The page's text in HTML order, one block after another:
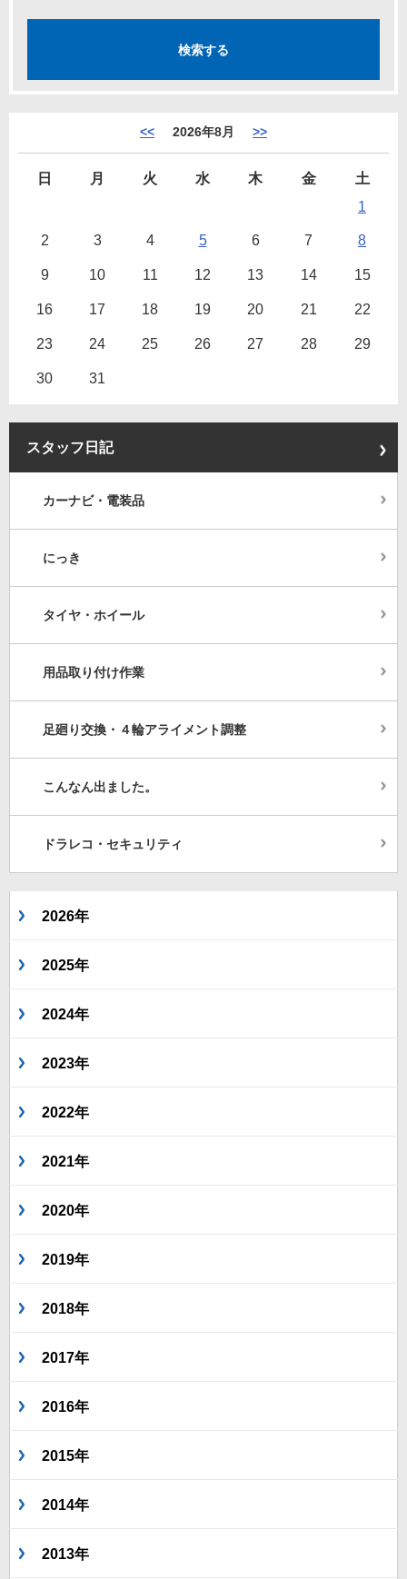
<< 2026年8月 >>
日 月 火 水 木 金
土
1
2 3 4 5 6 7 8
9 10 11 12 13 14 15
16 17 18 19 20 21 22
23 24 25 26 27 28 29
30 31
スタッフ日記
カーナビ・電装品
にっき
タイヤ・ホイール
用品取り付け作業
足廻り交換・４輪アライメント調整
こんなん出ました。
ドラレコ・セキュリティ
2026年
2025年
2024年
2023年
2022年
2021年
2020年
2019年
2018年
2017年
2016年
2015年
2014年
2013年